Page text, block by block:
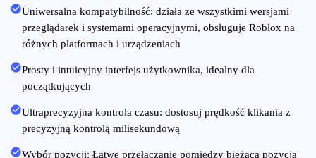
Uniwersalna kompatybilność: działa ze wszystkimi wersjami
przeglądarek i systemami operacyjnymi, obsługuje Roblox na
różnych platformach i urządzeniach
Prosty i intuicyjny interfejs użytkownika, idealny dla
początkujących
Ultraprecyzyjna kontrola czasu: dostosuj prędkość klikania z
precyzyjną kontrolą milisekundową
Wybór pozycji: Łatwe przełączanie pomiędzy bieżącą pozycją